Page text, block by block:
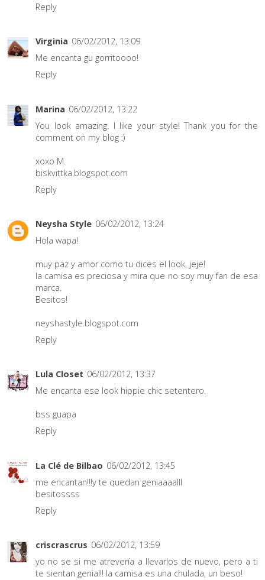
Reply
Virginia 06/02/2012, 13:09
Me encanta gu gorritoooo!
Reply
Marina 06/02/2012, 13:22
You look amazing. I like your style! Thank you for the
comment on my blog :)
xoxo M.
biskvittka.blogspot.com
Reply
Neysha Style 06/02/2012, 13:24
Hola wapa!
muy paz y amor como tu dices el look, jeje!
la camisa es preciosa y mira que no soy muy fan de esa
marca.
Besitos!
neyshastyle.blogspot.com
Reply
Lula Closet 06/02/2012, 13:37
Me encanta ese look hippie chic setentero.
bss guapa
Reply
La Clé de Bilbao 06/02/2012, 13:45
me encantan!!!y te quedan geniaaaalll
besitossss
Reply
criscrascrus 06/02/2012, 13:59
yo no se si me atrevería a llevarlos de nuevo, pero a ti
te sientan genial!! la camisa es una chulada, un beso!